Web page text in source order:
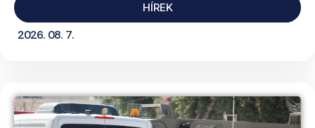
HÍREK
2026. 08. 7.